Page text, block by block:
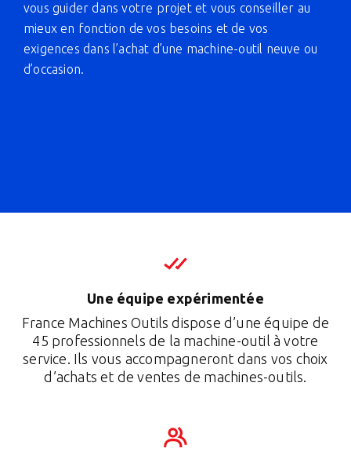
vous guider dans votre projet et vous conseiller au
mieux en fonction de vos besoins et de vos
exigences dans l’achat d’une machine-outil neuve ou
d’occasion.
Une équipe expérimentée
France Machines Outils dispose d’une équipe de
45 professionnels de la machine-outil à votre
service. Ils vous accompagneront dans vos choix
d’achats et de ventes de machines-outils.